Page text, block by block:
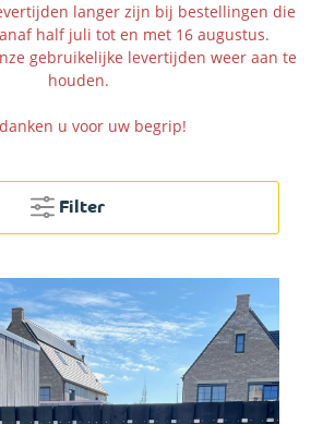
langer zijn bij bestellingen die
half juli tot en met 16 augustus.
gebruikelijke levertijden weer aan te
houden.
u voor uw begrip!
Filter